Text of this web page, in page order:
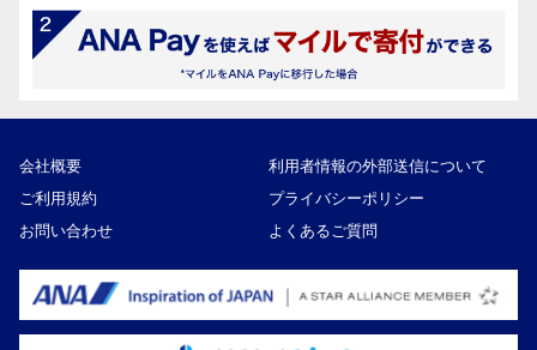
会社概要
利用者情報の外部送信について
ご利用規約
プライバシーポリシー
お問い合わせ
よくあるご質問